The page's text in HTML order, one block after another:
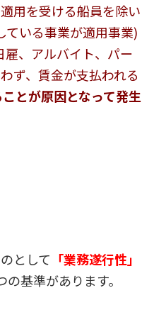
用を受ける船員を除い
ている事業が適用事業)
雇、アルバイト、パー
ず、賃金が支払われる
とが原因となって発生
として 「業務遂行性」
の基準があります。